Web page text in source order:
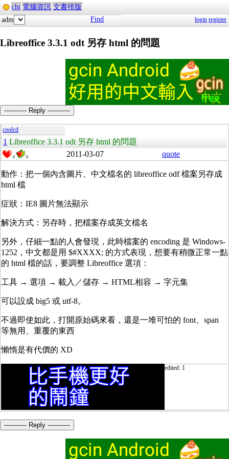
cht 電腦資訊 文書排版
adm
Find login register
Libreoffice 3.3.1 odt 另存 html 的問題
----------- Reply -----------
coolcd
1 Libreoffice 3.3.1 odt 另存 html 的問題
0 0 2011-03-07 quote
動作：把一個內含圖片、中文檔名的 libreoffice odf 檔案另存成
html 檔
症狀：IE8 圖片無法顯示
解決方式：另存時，把檔案存成英文檔名
另外，仔細一點的人會發現，此時檔案的 encoding 是 Windows-
1252，中文都是用 $#XXXX; 的方式表現，想要有稍微正常一點
的 html 檔的話，要調整 Libreoffice 選項：
工具 → 選項 → 載入／儲存 → HTML相容 → 字元集
可以設成 big5 或 utf-8。
不過即使如此，打開原始碼來看，還是一堆可怕的 font、span
等無用、重覆的東西
懶惰是有代價的 XD
edited: 1
----------- Reply -----------